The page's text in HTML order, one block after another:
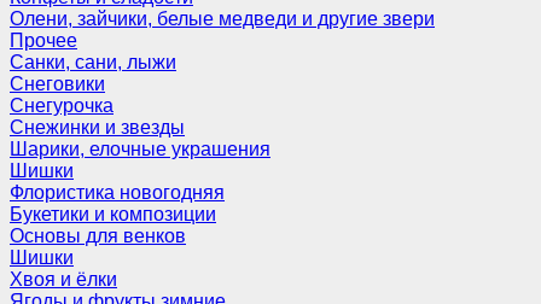
Олени, зайчики, белые медведи и другие звери
Прочее
Санки, сани, лыжи
Снеговики
Снегурочка
Снежинки и звезды
Шарики, елочные украшения
Шишки
Флористика новогодняя
Букетики и композиции
Основы для венков
Шишки
Хвоя и ёлки